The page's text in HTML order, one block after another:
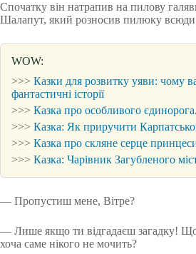
Спочатку він натрапив на пилову
Шалапут, який розносив пилюку
WOW:
>>> Казки для розвитку уяви: чому
фантастичні історії
>>> Казка про особливого єдинорога.
>>> Казка: Як приручити
>>> Казка про скляне серце
>>> Казка: Чарівник Загубленого
— Пропустиш мене, Вітре?
— Лише якщо ти відгадаєш загадку!
хоча саме нікого не мочить?